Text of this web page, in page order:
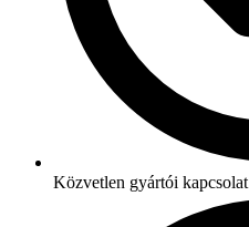
Közvetlen gyártói kapcsolat